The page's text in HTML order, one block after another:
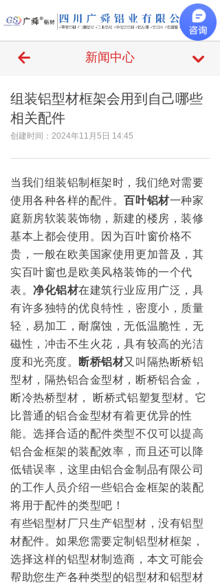
끀
组装铝型材框架会用到自己哪些
相关配件
创建时间： 2024年11月5日 14:45
当我们组装铝制框架时，我们绝对需要
使用各种各样的配件。百叶铝材一种家
庭新房软装装饰物，新建的楼房，装修
基本上都会使用。因为百叶窗价格不
贵，一般在欧美国家使用更加普及，其
实百叶窗也是欧美风格装饰的一个代
表。净化铝材在建筑行业应用广泛，具
有许多独特的优良特性，密度小，质量
轻，易加工，耐腐蚀，无低温脆性，无
磁性，冲击不生火花，具有较高的光洁
度和光亮度。断桥铝材又叫隔热断桥铝
型材，隔热铝合金型材，断桥铝合金，
断冷热桥型材， 断桥式铝塑复型材。它
比普通的铝合金型材有着更优异的性
能。选择合适的配件类型不仅可以提高
铝合金框架的装配效率，而且还可以降
低错误率，这里由铝合金制品有限公司
的工作人员介绍一些铝合金框架的装配
将用于配件的类型吧！
有些铝型材厂只生产铝型材，没有铝型
材配件。如果您需要定制铝型材框架，
选择这样的铝型材制造商，本文可能会
帮助您生产各种类型的铝型材和铝型材
녔 新闻中心 낔